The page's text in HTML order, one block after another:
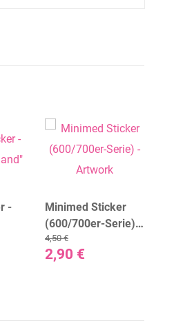
-
Minimed Sticker
(600/700er-Serie) -
Artwork
2,90 €
4,50 €